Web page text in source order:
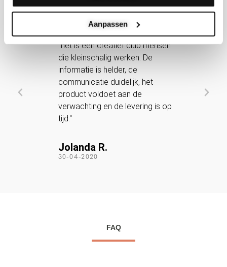
Aanpassen
5
/
5
"het is een creatief club mensen
die kleinschalig werken. De
informatie is helder, de
communicatie duidelijk, het
product voldoet aan de
verwachting en de levering is op
tijd."
Jolanda R.
30-04-2020
FAQ